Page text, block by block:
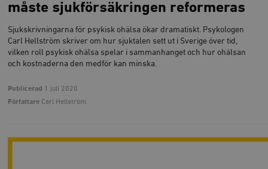
måste sjukförsäkringen reformeras
Sjukskrivningarna för psykisk ohälsa ökar dramatiskt. Psykologen
Carl Hellström skriver om hur sjuktalen sett ut i Sverige över tid,
vilken roll psykisk ohälsa spelar i sammanhanget och hur ohälsan
och kostnaderna den medför kan minska.
Publicerad 1 juli 2020
Författare Carl Hellström
wp_woocommerce_session_[abcdef0123456789]
__cf_bm
Cloudflare
Inc.